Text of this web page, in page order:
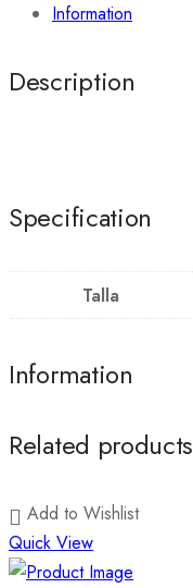
Information
Description
Specification
Talla
Information
Related products
Add to Wishlist
Quick View